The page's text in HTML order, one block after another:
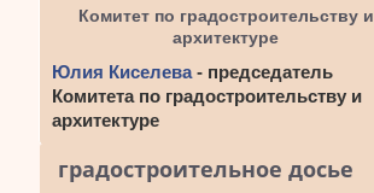
Комитет по градостроительству и
архитектуре
Юлия Киселева- председатель
Комитета по градостроительству и
архитектуре
градостроительное досье